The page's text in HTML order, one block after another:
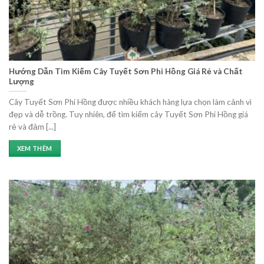
Hướng Dẫn Tìm Kiếm Cây Tuyết Sơn Phi Hồng Giá Rẻ và Chất
Lượng
Cây Tuyết Sơn Phi Hồng được nhiều khách hàng lựa chọn làm cảnh vì
đẹp và dễ trồng. Tuy nhiên, để tìm kiếm cây Tuyết Sơn Phi Hồng giá
rẻ và đảm [...]
XEM THÊM